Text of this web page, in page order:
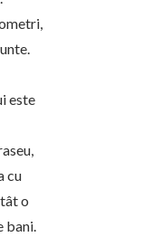
este
cu
o
bani.